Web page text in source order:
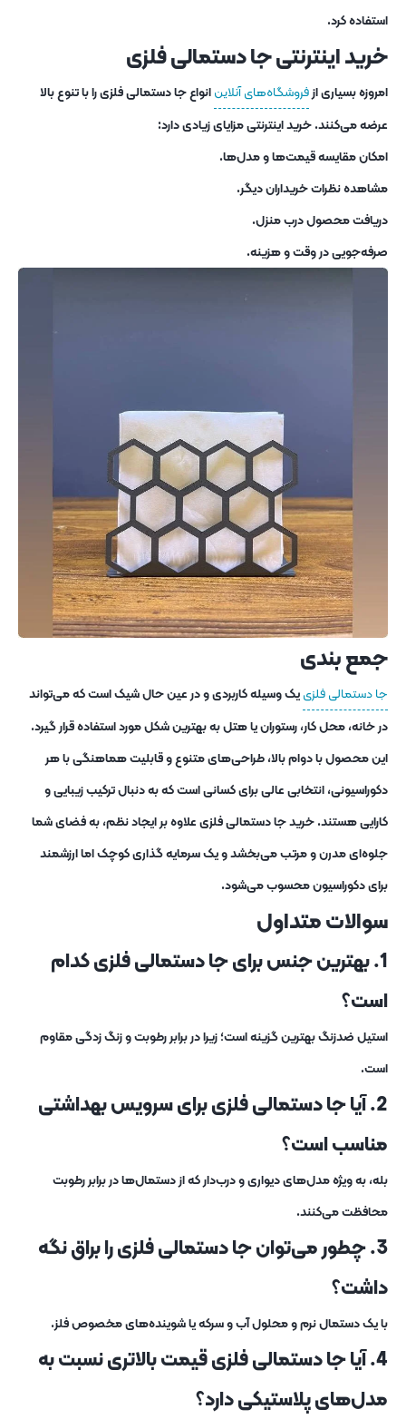
استفاده کرد.
خرید اینترنتی جا دستمالی فلزی
امروزه بسیاری ازفروشگاه‌های آنلاینانواع جا دستمالی فلزی را با تنوع بالا
عرضه می‌کنند. خرید اینترنتی مزایای زیادی دارد:
امکان مقایسه قیمت‌ها و مدل‌ها.
مشاهده نظرات خریداران دیگر.
دریافت محصول درب منزل.
صرفه‌جویی در وقت و هزینه.
جمع‌ بندی
جا دستمالی فلزییک وسیله کاربردی و در عین حال شیک است که می‌تواند
در خانه، محل کار، رستوران یا هتل به بهترین شکل مورد استفاده قرار گیرد.
این محصول با دوام بالا، طراحی‌های متنوع و قابلیت هماهنگی با هر
دکوراسیونی، انتخابی عالی برای کسانی است که به دنبال ترکیب زیبایی و
کارایی هستند. خرید جا دستمالی فلزی علاوه بر ایجاد نظم، به فضای شما
جلوه‌ای مدرن و مرتب می‌بخشد و یک سرمایه‌ گذاری کوچک اما ارزشمند
برای دکوراسیون محسوب می‌شود.
سوالات متداول
1. بهترین جنس برای جا دستمالی فلزی کدام
است؟
استیل ضدزنگ بهترین گزینه است؛ زیرا در برابر رطوبت و زنگ‌ زدگی مقاوم
است.
2. آیا جا دستمالی فلزی برای سرویس بهداشتی
مناسب است؟
بله، به‌ ویژه مدل‌های دیواری و درب‌دار که از دستمال‌ها در برابر رطوبت
محافظت می‌کنند.
3. چطور می‌توان جا دستمالی فلزی را براق نگه
داشت؟
با یک دستمال نرم و محلول آب و سرکه یا شوینده‌های مخصوص فلز.
4. آیا جا دستمالی فلزی قیمت بالاتری نسبت به
مدل‌های پلاستیکی دارد؟